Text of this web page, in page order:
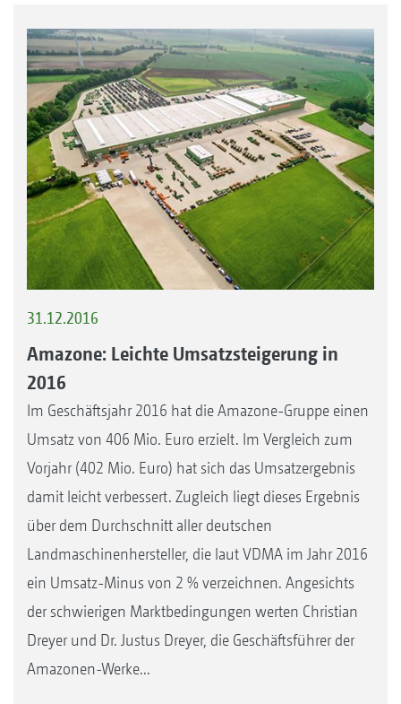
31.12.2016
Amazone: Leichte Umsatzsteigerung in
2016
Im Geschäftsjahr 2016 hat die Amazone-Gruppe einen
Umsatz von 406 Mio. Euro erzielt. Im Vergleich zum
Vorjahr (402 Mio. Euro) hat sich das Umsatzergebnis
damit leicht verbessert. Zugleich liegt dieses Ergebnis
über dem Durchschnitt aller deutschen
Landmaschinenhersteller, die laut VDMA im Jahr 2016
ein Umsatz-Minus von 2 % verzeichnen. Angesichts
der schwierigen Marktbedingungen werten Christian
Dreyer und Dr. Justus Dreyer, die Geschäftsführer der
Amazonen-Werke...